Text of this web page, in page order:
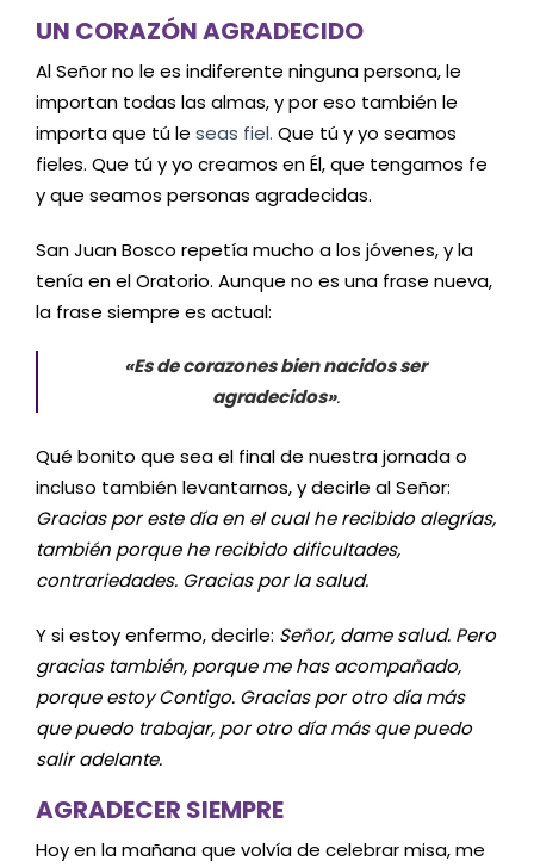
UN CORAZÓN AGRADECIDO
Al Señor no le es indiferente ninguna persona, le
importan todas las almas, y por eso también le
importa que tú le seas fiel. Que tú y yo seamos
fieles. Que tú y yo creamos en Él, que tengamos fe
y que seamos personas agradecidas.
San Juan Bosco repetía mucho a los jóvenes, y la
tenía en el Oratorio. Aunque no es una frase nueva,
la frase siempre es actual:
«Es de corazones bien nacidos ser
agradecidos».
Qué bonito que sea el final de nuestra jornada o
incluso también levantarnos, y decirle al Señor:
Gracias por este día en el cual he recibido alegrías,
también porque he recibido dificultades,
contrariedades. Gracias por la salud.
Y si estoy enfermo, decirle: Señor, dame salud. Pero
gracias también, porque me has acompañado,
porque estoy Contigo. Gracias por otro día más
que puedo trabajar, por otro día más que puedo
salir adelante.
AGRADECER SIEMPRE
Hoy en la mañana que volvía de celebrar misa, me